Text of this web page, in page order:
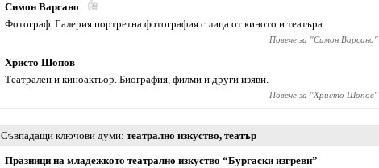
Симон Варсано
Фотограф. Галерия портретна фотография с лица от киното и театъра.
Повече за "Симон Варсано"
Христо Шопов
Театрален и киноактьор. Биография, филми и други изяви.
Повече за "Христо Шопов"
Съвпадащи ключови думи театрално изкуство, театър
Празници на младежкото театрално изкуство “Бургаски изгреви”